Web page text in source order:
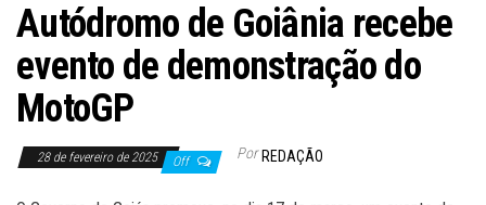
Autódromo de Goiânia recebe
evento de demonstração do
MotoGP
28 de fevereiro de 2025 Off Por REDAÇÃO